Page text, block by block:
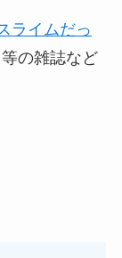
ライムだっ
等の雑誌など